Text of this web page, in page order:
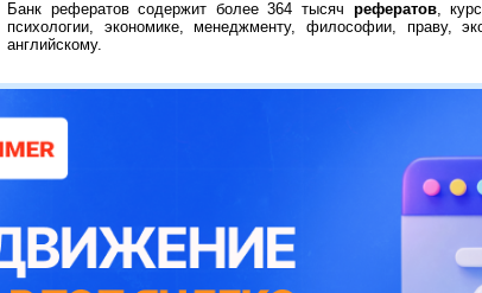
Банк рефератов содержит более 364 тысяч рефератов,
психологии, экономике, менеджменту, философии, праву,
английскому.